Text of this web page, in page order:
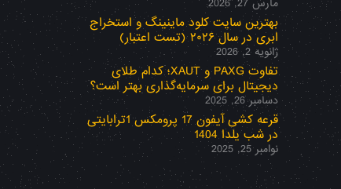
مارس 27, 2026
بهترین سایت کلود ماینینگ و استخراج
ابری در سال ۲۰۲۶ (تست اعتبار)
ژانویه 2, 2026
تفاوت PAXG و XAUT؛ کدام طلای
دیجیتال برای سرمایه‌گذاری بهتر است؟
دسامبر 26, 2025
قرعه کشی آیفون 17 پرومکس 1ترابایتی
در شب یلدا 1404
نوامبر 25, 2025